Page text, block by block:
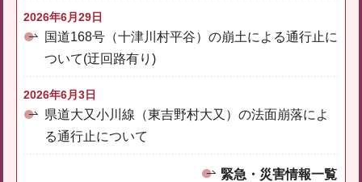
2026年6月29日
国道168号（十津川村平谷）の崩土による通行止に
ついて(迂回路有り)
2026年6月3日
県道大又小川線（東吉野村大又）の法面崩落によ
る通行止について
緊急・災害情報一覧